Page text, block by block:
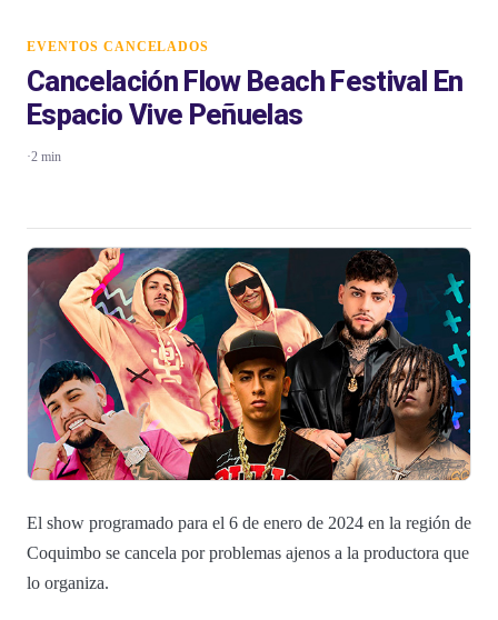
EVENTOS CANCELADOS
Cancelación Flow Beach Festival En
Espacio Vive Peñuelas
·2 min
El show programado para el 6 de enero de 2024 en la región de
Coquimbo se cancela por problemas ajenos a la productora que
lo organiza.